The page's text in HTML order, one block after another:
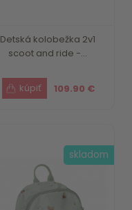
Detská kolobežka 2v1
scoot and ride -...
109.90 €
skladom